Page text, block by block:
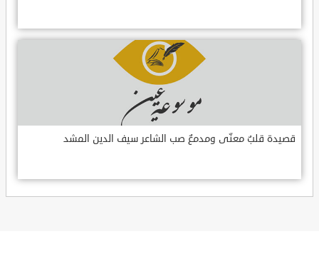
قصيدة قلبٌ معنّى ومدمعٌ صب الشاعر سيف الدين المشد